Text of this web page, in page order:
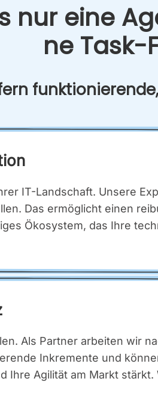
nur eine
ne Task-
IT-Land­schaft. Unse­re
Das ermög­licht einen
Öko­sys­tem, das Ihre
Als Part­ner arbei­ten wir
Inkre­men­te und
Agi­li­tät am Markt